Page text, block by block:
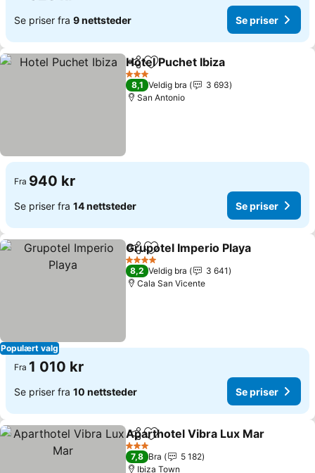
Se priser fra 9 nettsteder Se priser
Del Legg til i favoritter
Hotel Puchet Ibiza
3 Stjerner
8,1 Veldig bra
3 693
San Antonio
Fra 940 kr
Se priser fra 14 nettsteder Se priser
Populært valg
Del Legg til i favoritter
Grupotel Imperio Playa
4 Stjerner
8,2 Veldig bra
3 641
Cala San Vicente
Fra 1 010 kr
Se priser fra 10 nettsteder Se priser
Del Legg til i favoritter
Aparthotel Vibra Lux Mar
3 Stjerner
7,8 Bra
5 182
Ibiza Town